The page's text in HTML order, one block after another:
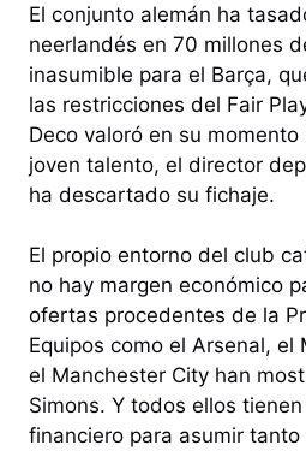
El conjunto alemán ha
neerlandés en 70 millones
inasumible para el Barça,
las restricciones del Fair
Deco valoró en su
joven talento, el director
ha descartado su fichaje.
El propio entorno del club
no hay margen económico
ofertas procedentes de la
Equipos como el Arsenal,
el Manchester City han
Simons. Y todos ellos
financiero para asumir